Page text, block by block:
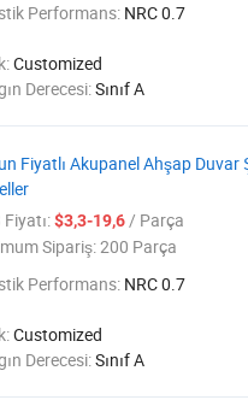
Performans: NRC 0.7
Customized
Derecesi:Sınıf A
Fiyatlı Akupanel Ahşap Duvar
Fiyatı:$3,3-19,6/ Parça
Sipariş:200 Parça
Performans: NRC 0.7
Customized
Derecesi:Sınıf A